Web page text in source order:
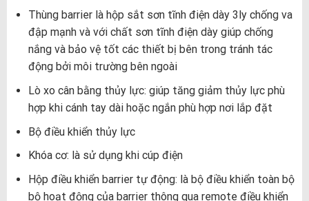
Thùng barrier là hộp sắt sơn tĩnh điện dày 3ly chống va
đập mạnh và với chất sơn tĩnh điện dày giúp chống
nắng và bảo vệ tốt các thiết bị bên trong tránh tác
động bởi môi trường bên ngoài
Lò xo cân bằng thủy lực: giúp tăng giảm thủy lực phù
hợp khi cánh tay dài hoặc ngắn phù hợp nơi lắp đặt
Bộ điều khiển thủy lực
Khóa cơ: là sử dụng khi cúp điện
Hộp điều khiển barrier tự động: là bộ điều khiển toàn bộ
bộ hoạt động của barrier thông qua remote điều khiển